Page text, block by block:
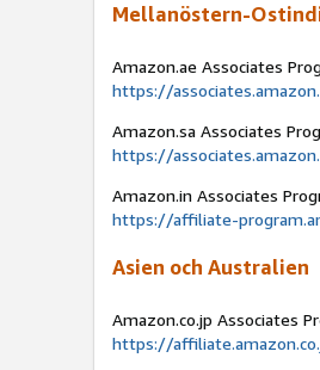
Mellanöstern-
Amazon.ae Associates
https://
Amazon.sa Associates
https://
Amazon.in Associates
https://affiliate-
Asien och Australien
Amazon.co.jp Associates
https://